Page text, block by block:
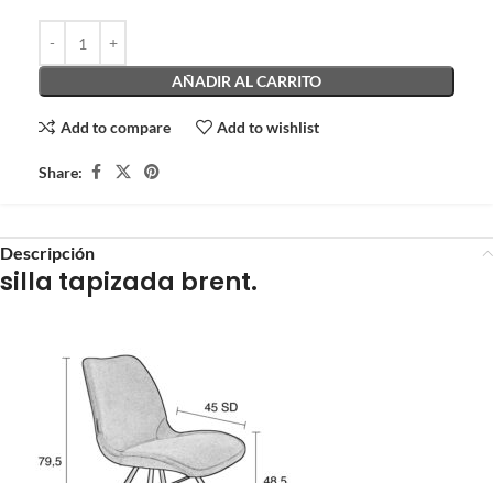
AÑADIR AL CARRITO
Add to compare Add to wishlist
Share:
Descripción
silla tapizada brent.